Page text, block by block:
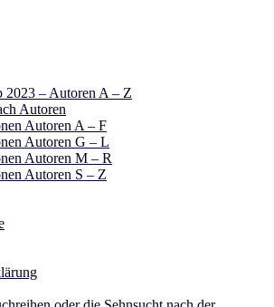
2023 – Autoren A – Z
Autoren
Autoren A – F
Autoren G – L
Autoren M – R
Autoren S – Z